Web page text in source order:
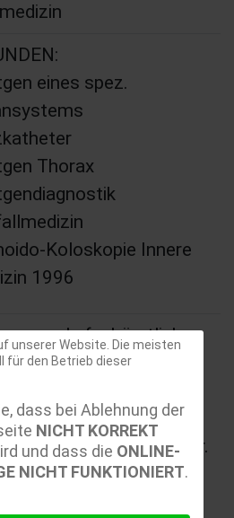
eines spez.
Thorax
Koloskopie Innere
1996
als fachärztliche
und Kardiologin in der
und Nephrologie /
Dr. M. Anders, Dr.
C. Sick
unserer Website. Die meisten
für den Betrieb dieser
dass bei Ablehnung der
NICHT KORREKT
und dass die ONLINE-
NICHT FUNKTIONIERT.